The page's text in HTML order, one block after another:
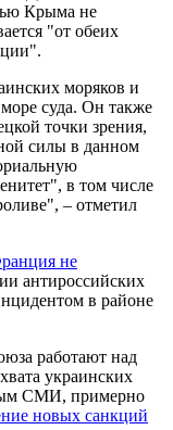
Крыма не
"от обеих
моряков и
суда. Он также
точки зрения,
силы в данном
в том числе
– отметил
не
антироссийских
в районе
работают над
украинских
СМИ, примерно
новых санкций